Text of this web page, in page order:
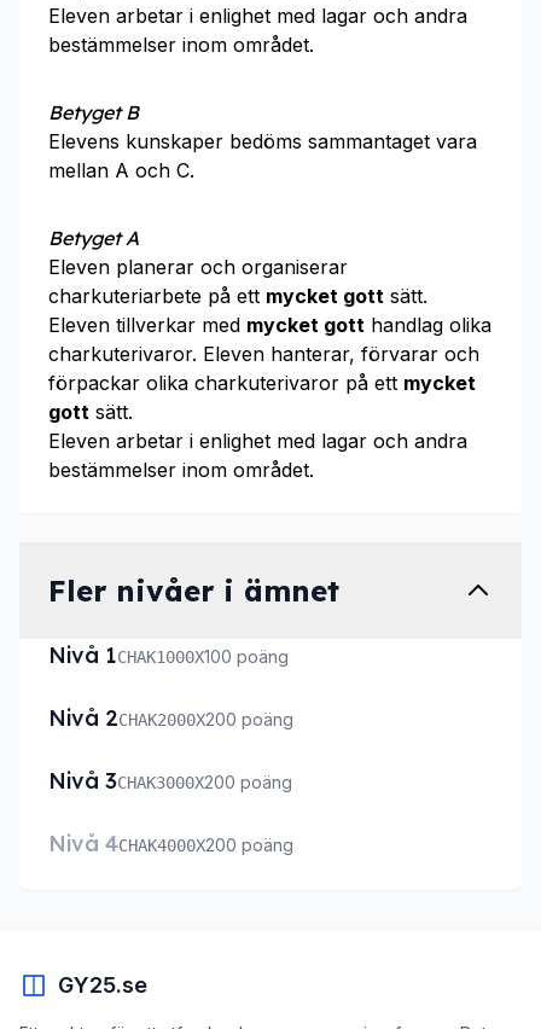
Eleven arbetar i enlighet med lagar och andra
bestämmelser inom området.
Betyget B
Elevens kunskaper bedöms sammantaget vara
mellan A och C.
Betyget A
Eleven planerar och organiserar
charkuteriarbete på ett mycket gott sätt.
Eleven tillverkar med mycket gott handlag olika
charkuterivaror. Eleven hanterar, förvarar och
förpackar olika charkuterivaror på ett mycket
gott sätt.
Eleven arbetar i enlighet med lagar och andra
bestämmelser inom området.
Fler nivåer i ämnet
Nivå 1CHAK1000X100 poäng
Nivå 2CHAK2000X200 poäng
Nivå 3CHAK3000X200 poäng
Nivå 4CHAK4000X200 poäng
GY25.se